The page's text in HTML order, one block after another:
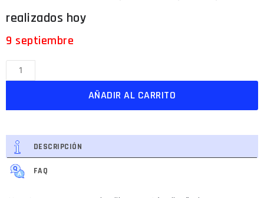
9 septiembre
AÑADIR AL CARRITO
DESCRIPCIÓN
FAQ